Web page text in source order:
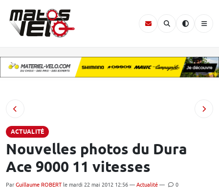
ACTUALITÉ
Nouvelles photos du Dura
Ace 9000 11 vitesses
Par Guillaume ROBERT le mardi 22 mai 2012 12:56 — Actualité — 0